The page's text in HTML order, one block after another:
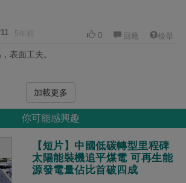
5年前 0 回應 檢舉
表面工夫。
加載更多
你可能感興趣
【短片】中國低碳轉型里程碑
太陽能裝機追平煤電 可再生能
源發電量佔比首破四成